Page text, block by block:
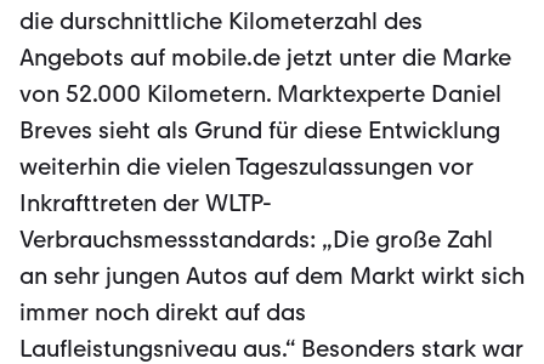
die durschnittliche Kilometerzahl des
Angebots auf mobile.de jetzt unter die Marke
von 52.000 Kilometern. Marktexperte Daniel
Breves sieht als Grund für diese Entwicklung
weiterhin die vielen Tageszulassungen vor
Inkrafttreten der WLTP-
Verbrauchsmessstandards: „Die große Zahl
an sehr jungen Autos auf dem Markt wirkt sich
immer noch direkt auf das
Laufleistungsniveau aus.“ Besonders stark war